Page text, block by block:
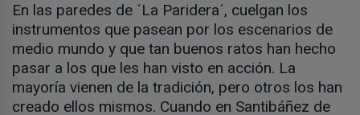
En las paredes de ´La Paridera´, cuelgan los
instrumentos que pasean por los escenarios de
medio mundo y que tan buenos ratos han hecho
pasar a los que les han visto en acción. La
mayoría vienen de la tradición, pero otros los han
creado ellos mismos. Cuando en Santibáñez de